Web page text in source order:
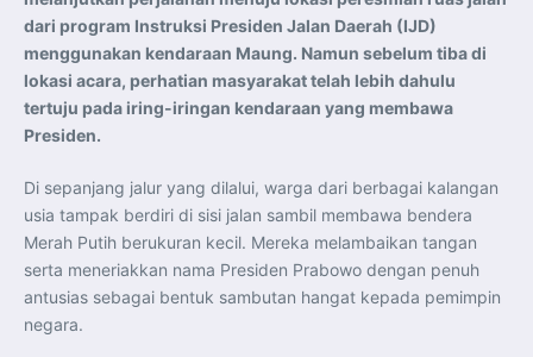
Perkuat Kerja Sama Repatriasi Artefak Budaya
Menteri PKP dan Ketua DEN Perkuat Kolaborasi
Program 3 Juta Rumah
Pendaftaran MagangHub Angkatan II Batch 1 Dibuka
hingga 28 Juli 2026, Kesempatan Raih Pengalaman Kerja
dan Sertifikasi Kompetensi
Menlu Sugiono Dorong Kemitraan ASEAN–Inggris yang
Lebih Erat Hadapi Tantangan Global
Indonesia Dorong ASEAN dan Uni Eropa Perkuat
Stabilitas Global melalui Kemitraan Strategis
Menlu RI Dorong Kemitraan Ekonomi ASEAN–Korea
Selatan untuk Perkuat Ketahanan Kawasan
Kemitraan ASEAN–Kanada Perkuat Ketahanan Ekonomi,
Pangan, dan Energi Kawasan
dari program Instruksi Presiden Jalan Daerah (IJD)
menggunakan kendaraan Maung. Namun sebelum tiba di
lokasi acara, perhatian masyarakat telah lebih dahulu
tertuju pada iring-iringan kendaraan yang membawa
Presiden.
Di sepanjang jalur yang dilalui, warga dari berbagai kalangan
usia tampak berdiri di sisi jalan sambil membawa bendera
Merah Putih berukuran kecil. Mereka melambaikan tangan
serta meneriakkan nama Presiden Prabowo dengan penuh
antusias sebagai bentuk sambutan hangat kepada pemimpin
negara.